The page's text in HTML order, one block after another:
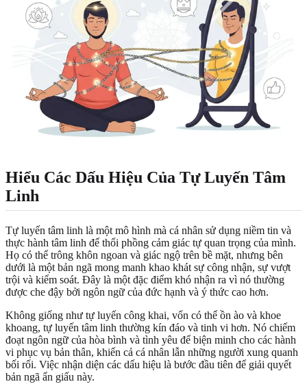
Hiểu Các Dấu Hiệu Của Tự Luyến Tâm
Linh
Tự luyến tâm linh là một mô hình mà cá nhân sử dụng niềm tin và
thực hành tâm linh để thổi phồng cảm giác tự quan trọng của mình.
Họ có thể trông khôn ngoan và giác ngộ trên bề mặt, nhưng bên
dưới là một bản ngã mong manh khao khát sự công nhận, sự vượt
trội và kiểm soát. Đây là một đặc điểm khó nhận ra vì nó thường
được che đậy bởi ngôn ngữ của đức hạnh và ý thức cao hơn.
Không giống như tự luyến công khai, vốn có thể ồn ào và khoe
khoang, tự luyến tâm linh thường kín đáo và tinh vi hơn. Nó chiếm
đoạt ngôn ngữ của hòa bình và tình yêu để biện minh cho các hành
vi phục vụ bản thân, khiến cả cá nhân lẫn những người xung quanh
bối rối. Việc nhận diện các dấu hiệu là bước đầu tiên để giải quyết
bản ngã ẩn giấu này.